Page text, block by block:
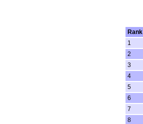
Rank
1
2
3
4
5
6
7
8